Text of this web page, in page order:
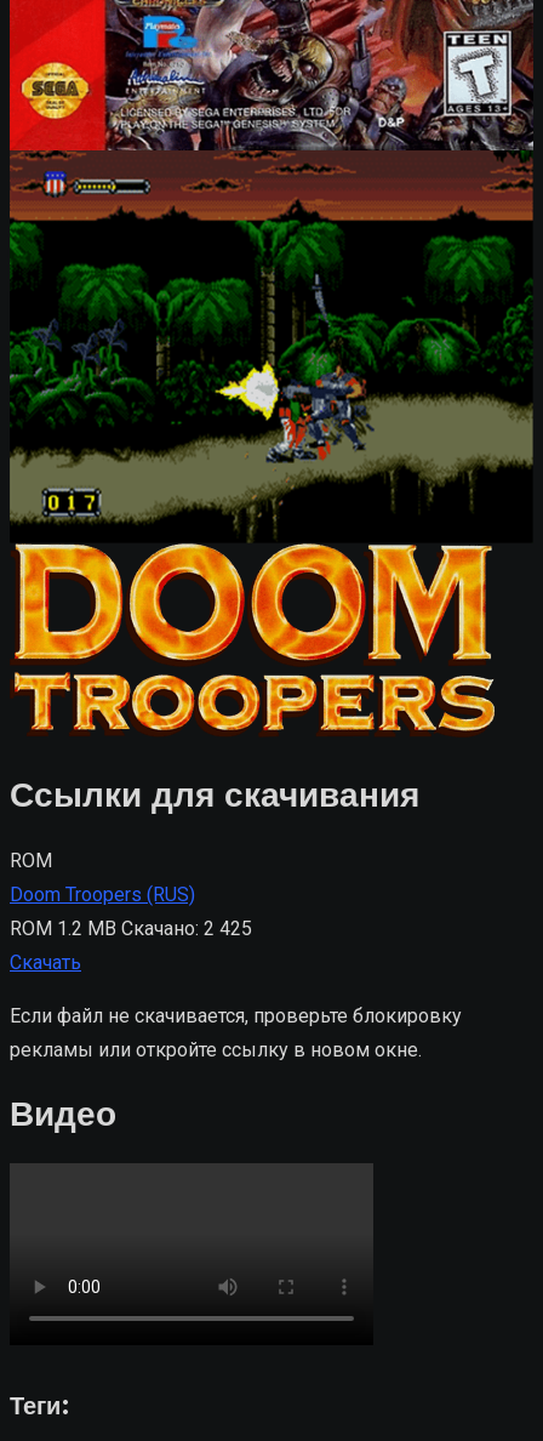
Ссылки для скачивания
ROM
Doom Troopers (RUS)
ROM 1.2 MB Скачано: 2 425
Скачать
Если файл не скачивается, проверьте блокировку
рекламы или откройте ссылку в новом окне.
Видео
Теги: